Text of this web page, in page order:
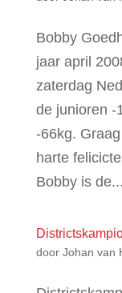
Bobby
jaar april
zaterdag
de junioren -
-66kg.
harte
Bobby is de...
door Johan van